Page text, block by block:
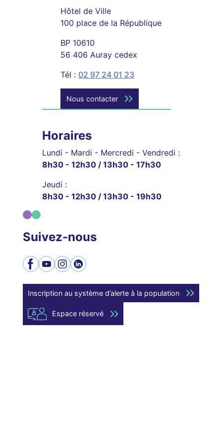
Hôtel de Ville
100 place de la République
BP 10610
56 406 Auray cedex
Tél : 02 97 24 01 23
Nous contacter
Horaires
Lundi - Mardi - Mercredi - Vendredi :
8h30 - 12h30 / 13h30 - 17h30
Jeudi :
8h30 - 12h30 / 13h30 - 19h30
Suivez-nous
Facebook
YouTubeInstagram
LinkedIn
Inscription au système d’alerte à la population
Espace réservé